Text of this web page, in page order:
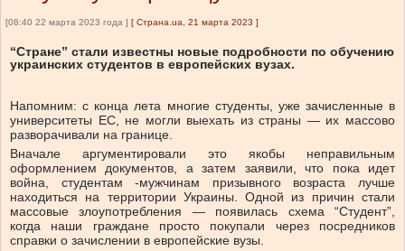
[08:40 22 марта 2023 года ] [ Страна.ua, 21 марта 2023 ]
“Стране” стали известны новые подробности по обучению
украинских студентов в европейских вузах.
Напомним: с конца лета многие студенты, уже зачисленные в
университеты ЕС, не могли выехать из страны — их массово
разворачивали на границе.
Вначале аргументировали это якобы неправильным
оформлением документов, а затем заявили, что пока идет
война, студентам -мужчинам призывного возраста лучше
находиться на территории Украины. Одной из причин стали
массовые злоупотребления — появилась схема “Студент”,
когда наши граждане просто покупали через посредников
справки о зачислении в европейские вузы.